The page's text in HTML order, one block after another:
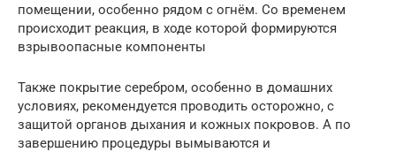
помещении, особенно рядом с огнём. Со временем
происходит реакция, в ходе которой формируются
взрывоопасные компоненты
Также покрытие серебром, особенно в домашних
условиях, рекомендуется проводить осторожно, с
защитой органов дыхания и кожных покровов. А по
завершению процедуры вымываются и